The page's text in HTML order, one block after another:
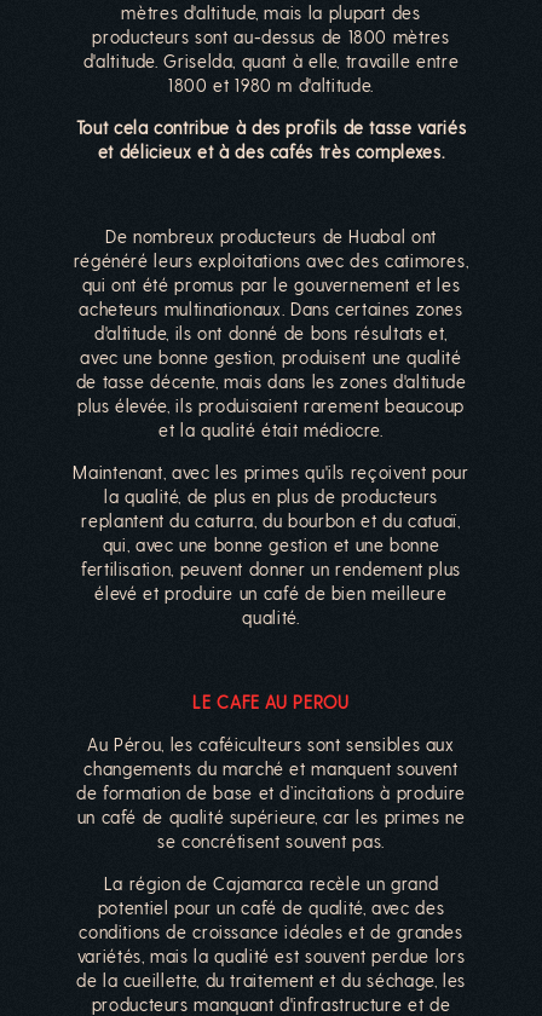
mètres d'altitude, mais la plupart des
producteurs sont au-dessus de 1800 mètres
d'altitude. Griselda, quant à elle, travaille entre
1800 et 1980 m d'altitude.
Tout cela contribue à des profils de tasse variés
et délicieux et à des cafés très complexes.
De nombreux producteurs de Huabal ont
régénéré leurs exploitations avec des catimores,
qui ont été promus par le gouvernement et les
acheteurs multinationaux. Dans certaines zones
d'altitude, ils ont donné de bons résultats et,
avec une bonne gestion, produisent une qualité
de tasse décente, mais dans les zones d'altitude
plus élevée, ils produisaient rarement beaucoup
et la qualité était médiocre.
Maintenant, avec les primes qu'ils reçoivent pour
la qualité, de plus en plus de producteurs
replantent du caturra, du bourbon et du catuaï,
qui, avec une bonne gestion et une bonne
fertilisation, peuvent donner un rendement plus
élevé et produire un café de bien meilleure
qualité.
LE CAFE AU PEROU
Au Pérou, les caféiculteurs sont sensibles aux
changements du marché et manquent souvent
de formation de base et d’incitations à produire
un café de qualité supérieure, car les primes ne
se concrétisent souvent pas.
La région de Cajamarca recèle un grand
potentiel pour un café de qualité, avec des
conditions de croissance idéales et de grandes
variétés, mais la qualité est souvent perdue lors
de la cueillette, du traitement et du séchage, les
producteurs manquant d'infrastructure et de